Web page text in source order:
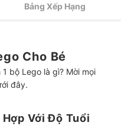
Tuệ
Bảng Xếp Hạng
Cho Bé
bộ Lego là gì? Mời mọi
đây.
Với Độ Tuổi